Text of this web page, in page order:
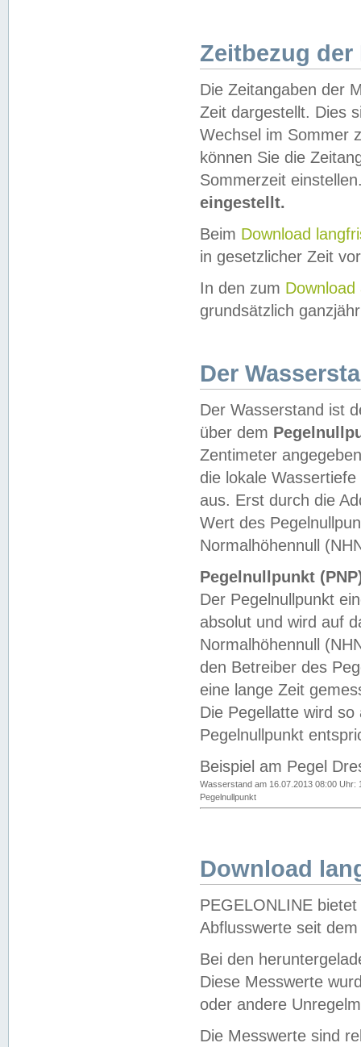
Zeitbezug der
Die Zeitangaben der
Zeit dargestellt. Dies
Wechsel im Sommer
können Sie die
Sommerzeit
eingestellt.
Beim Download
in gesetzlicher Zeit
In den zum Download
grundsätzlich
Der
Der Wasserstand ist
über dem
Zentimeter
die lokale
aus. Erst durch die
Wert des
Normalhöhennull
Pegelnullpunkt
Der Pegelnullpunkt
absolut und wird auf
Normalhöhennull
den Betreiber des
eine lange Zeit
Die Pegellatte wird
Pegelnullpunkt
Beispiel am Pegel
Wasserstand am 16.07.2013 08:00 Uhr:
Pegelnullpunkt
Download
PEGELONLINE
Abflusswerte seit
Bei den
Diese Messwerte
oder andere
Die Messwerte sind